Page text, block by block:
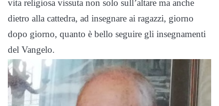
vita religiosa vissuta non solo sull’altare ma anche
dietro alla cattedra, ad insegnare ai ragazzi, giorno
dopo giorno, quanto è bello seguire gli insegnamenti
del Vangelo.